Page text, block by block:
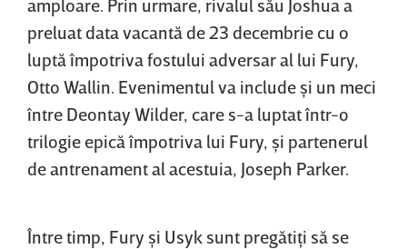
amploare. Prin urmare, rivalul său Joshua a
preluat data vacantă de 23 decembrie cu o
luptă împotriva fostului adversar al lui Fury,
Otto Wallin. Evenimentul va include şi un meci
între Deontay Wilder, care s-a luptat într-o
trilogie epică împotriva lui Fury, şi partenerul
de antrenament al acestuia, Joseph Parker.
Între timp, Fury şi Usyk sunt pregătiţi să se